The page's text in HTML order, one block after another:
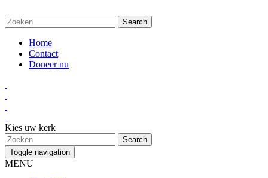
Home
Contact
Doneer nu
Kies uw kerk
Toggle navigation
MENU